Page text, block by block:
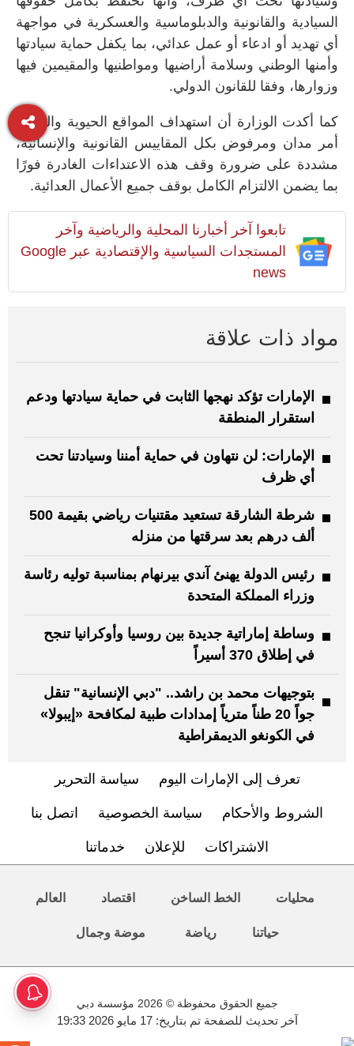
السيادية والقانونية والدبلوماسية والعسكرية في مواجهة
أي تهديد أو ادعاء أو عمل عدائي، بما يكفل حماية سيادتها
وأمنها الوطني وسلامة أراضيها ومواطنيها والمقيمين فيها
وزوارها، وفقا للقانون الدولي.
كما أكدت الوزارة أن استهداف المواقع الحيوية والمدنية
أمر مدان ومرفوض بكل المقاييس القانونية والإنسانية،
مشددة على ضرورة وقف هذه الاعتداءات الغادرة فورًا
بما يضمن الالتزام الكامل بوقف جميع الأعمال العدائية.
تابعوا آخر أخبارنا المحلية والرياضية وآخر
المستجدات السياسية والإقتصادية عبر Google
news
مواد ذات علاقة
الإمارات تؤكد نهجها الثابت في حماية سيادتها ودعم
استقرار المنطقة
الإمارات: لن نتهاون في حماية أمننا وسيادتنا تحت
أي ظرف
شرطة الشارقة تستعيد مقتنيات رياضي بقيمة 500
ألف درهم بعد سرقتها من منزله
رئيس الدولة يهنئ آندي بيرنهام بمناسبة توليه رئاسة
وزراء المملكة المتحدة
وساطة إماراتية جديدة بين روسيا وأوكرانيا تنجح
في إطلاق 370 أسيراً
بتوجيهات محمد بن راشد.. "دبي الإنسانية" تنقل
جواً 20 طناً مترياً إمدادات طبية لمكافحة «إيبولا»
في الكونغو الديمقراطية
تعرف إلى الإمارات اليوم سياسة التحرير
الشروط والأحكام سياسة الخصوصية اتصل بنا
الاشتراكات للإعلان خدماتنا
محليات الخط الساخن اقتصاد العالم
حياتنا رياضة موضة وجمال
جميع الحقوق محفوظة © 2026 مؤسسة دبي
آخر تحديث للصفحة تم بتاريخ: 17 مايو 2026 19:33